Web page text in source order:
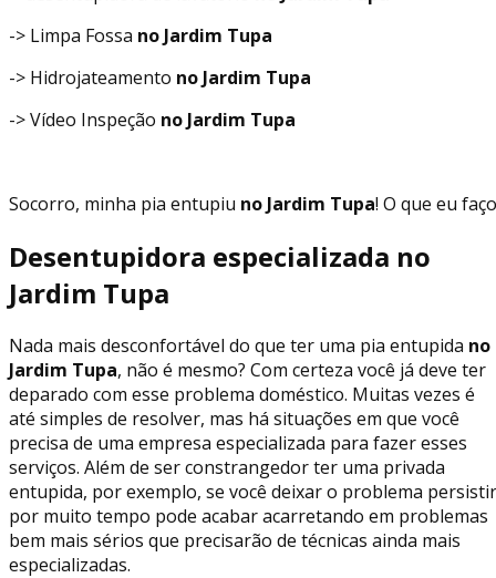
-> Limpa Fossa no Jardim Tupa
-> Hidrojateamento no Jardim Tupa
-> Vídeo Inspeção no Jardim Tupa
Socorro, minha pia entupiu no Jardim Tupa! O que eu
Desentupidora especializada no
Jardim Tupa
Nada mais desconfortável do que ter uma pia entupida no
Jardim Tupa, não é mesmo? Com certeza você já deve ter
deparado com esse problema doméstico. Muitas vezes é
até simples de resolver, mas há situações em que você
precisa de uma empresa especializada para fazer esses
serviços. Além de ser constrangedor ter uma privada
entupida, por exemplo, se você deixar o problema persistir
por muito tempo pode acabar acarretando em problemas
bem mais sérios que precisarão de técnicas ainda mais
especializadas.